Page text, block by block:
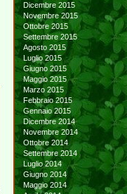
Dicembre 2015
Novembre 2015
Ottobre 2015
Settembre 2015
Agosto 2015
Luglio 2015
Giugno 2015
Maggio 2015
Marzo 2015
Febbraio 2015
Gennaio 2015
Dicembre 2014
Novembre 2014
Ottobre 2014
Settembre 2014
Luglio 2014
Giugno 2014
Maggio 2014